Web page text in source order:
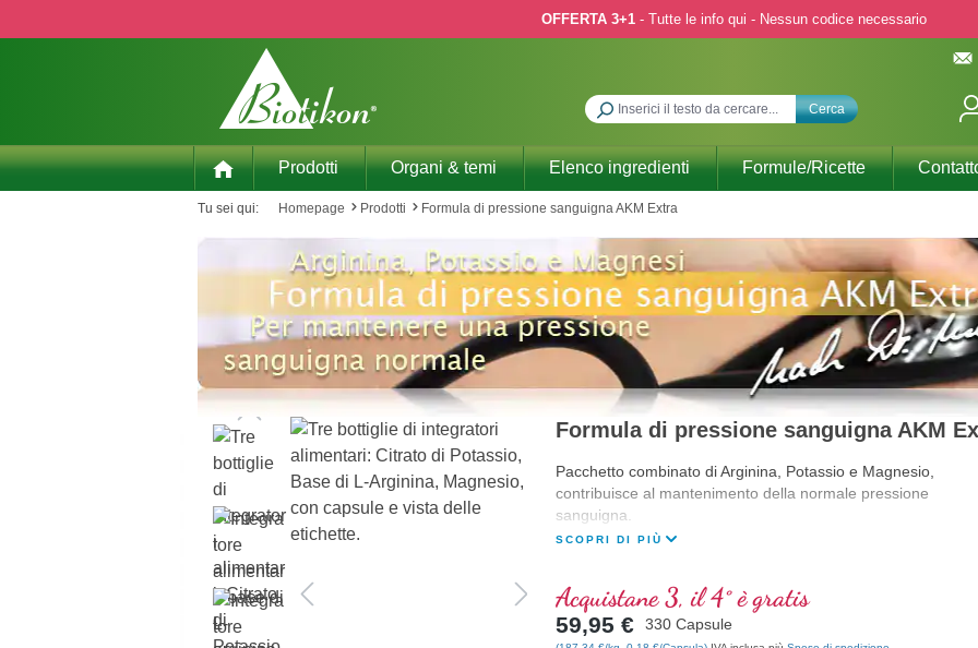
OFFERTA 3+1- Tutte le info qui - Nessun codice necessario
Cerca
Prodotti Organi & temi Elenco ingredienti Formule/Ricette
Tu sei qui: Homepage Prodotti Formula di pressione sanguigna AKM Extra
Formula di pressione sanguigna AKM
Pacchetto combinato di Arginina, Potassio e Magnesio,
contribuisce al mantenimento della normale pressione
sanguigna.
SCOPRI DI PIÙ
Acquistane 3, il 4° è gratis
59,95 € 330 Capsule